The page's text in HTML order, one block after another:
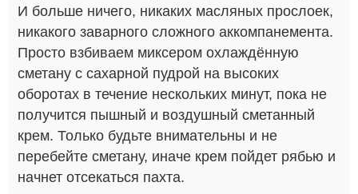
И больше ничего, никаких масляных прослоек,
никакого заварного сложного аккомпанемента.
Просто взбиваем миксером охлаждённую
сметану с сахарной пудрой на высоких
оборотах в течение нескольких минут, пока не
получится пышный и воздушный сметанный
крем. Только будьте внимательны и не
перебейте сметану, иначе крем пойдет рябью и
начнет отсекаться пахта.